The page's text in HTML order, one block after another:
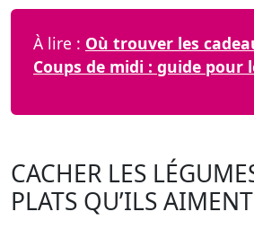
À lire : Où trouver les
Coups de midi : guide pour
CACHER LES
PLATS QU’ILS AIMENT